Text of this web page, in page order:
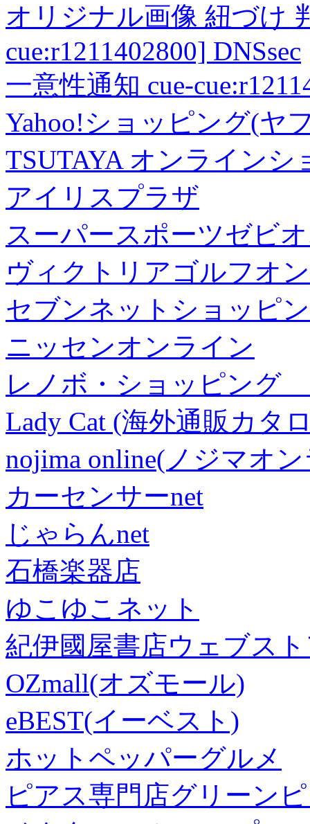
オリジナル画像 紐づけ
cue:r1211402800] DNSsec
一意性通知 cue-
Yahoo!ショッピング(ヤ
TSUTAYA オンラインシ
アイリスプラザ
スーパースポーツゼビ
ヴィクトリアゴルフオ
セブンネットショッピ
ニッセンオンライン
レノボ・ショッピング
Lady Cat (海外通販カタ
nojima online(ノジマオ
カーセンサーnet
じゃらんnet
石橋楽器店
ゆこゆこネット
紀伊國屋書店ウェブス
OZmall(オズモール)
eBEST(イーベスト)
ホットペッパーグルメ
ピアス専門店グリーン